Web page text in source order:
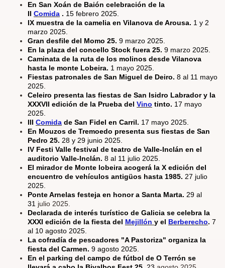
En San Xoán de Baión celebración de la
II Comida . 15 febrero 2025.
IX muestra de la camelia en Vilanova de Arousa. 1 y 2
marzo 2025.
Gran desfile del Momo 25. 9 marzo 2025.
En la plaza del concello Stock fuera 25. 9 marzo 2025.
Caminata de la ruta de los molinos desde Vilanova
hasta le monte Lobeira. 1 mayo 2025.
Fiestas patronales de San Miguel de Deiro. 8 al 11 mayo
2025.
Celeiro presenta las fiestas de San Isidro Labrador y la
XXXVII edición de la Prueba del Vino tinto. 17 mayo
2025.
III Comida de San Fidel en Carril. 17 mayo 2025.
En Mouzos de Tremoedo presenta sus fiestas de San
Pedro 25. 28 y 29 junio 2025.
IV Festi Valle festival de teatro de Valle-Inclán en el
auditorio Valle-Inclán. 8 al 11 julio 2025.
El mirador de Monte lobeira acogerá la X edición del
encuentro de vehículos antigüos hasta 1985. 27 julio
2025.
Ponte Arnelas festeja en honor a Santa Marta. 29 al
31 julio 2025.
Declarada de interés turístico de Galicia se celebra la
XXXI edición de la fiesta del Mejillón y el Berberecho. 7
al 10 agosto 2025.
La cofradía de pescadores "A Pastoriza" organiza la
fiesta del Carmen. 9 agosto 2025.
En el parking del campo de fútbol de O Terrón se